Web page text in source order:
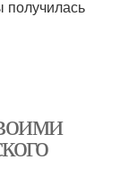
получилась